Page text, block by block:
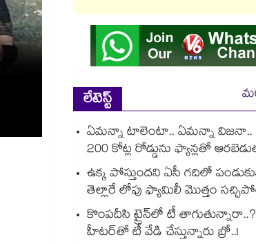
లేటెస్ట్
ఏమన్నా టాలెంటా.. ఏమన్నా విజనా..
200 కోట్ల రోడ్డును ఫ్యాన్లతో
ఉక్క పోస్తుందని ఏసీ గదిలో
తెల్లారే లోపు ఫ్యామిలీ మొత్తం
కొంపదీసి ట్రైన్⁬లో టీ
హీటర్⁭⁭తో టీ వేడి చేస్తున్నారు బ్రో..!